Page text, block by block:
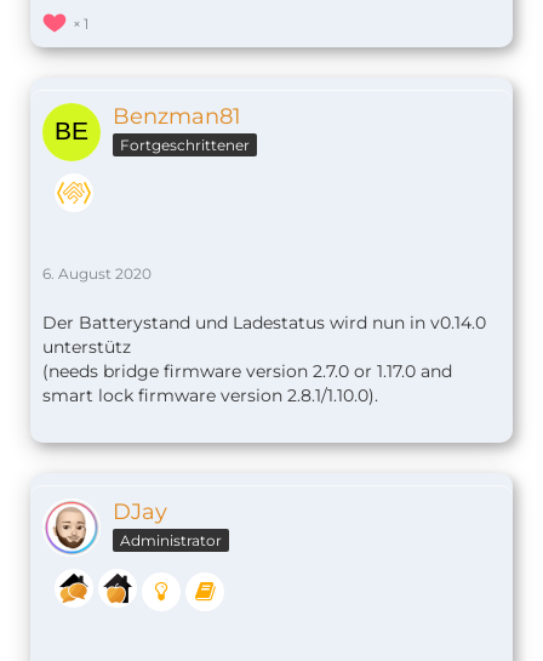
1
Benzman81
Fortgeschrittener
6. August 2020
Der Batterystand und Ladestatus wird nun in v0.14.0
unterstütz
(needs bridge firmware version 2.7.0 or 1.17.0 and
smart lock firmware version 2.8.1/1.10.0).
DJay
Administrator